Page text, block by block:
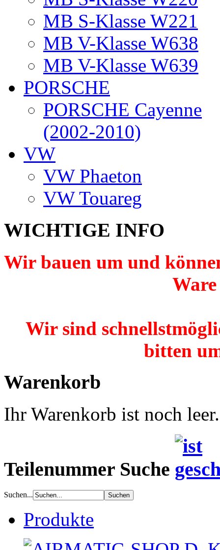
MB S-Klasse W221
MB V-Klasse W638
MB V-Klasse W639
PORSCHE
PORSCHE Cayenne
(2002-2010)
VW
VW Phaeton
VW Touareg
WICHTIGE INFO
Wir bauen um und
Wir sind
bitten
Warenkorb
Ihr Warenkorb ist noch leer.
Teilenummer Suche
Suchen...
Produkte